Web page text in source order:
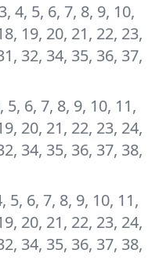
4, 5, 6, 7, 8, 9, 10,
19, 20, 21, 22, 23,
32, 34, 35, 36, 37,
5, 6, 7, 8, 9, 10, 11,
20, 21, 22, 23, 24,
34, 35, 36, 37, 38,
5, 6, 7, 8, 9, 10, 11,
20, 21, 22, 23, 24,
34, 35, 36, 37, 38,